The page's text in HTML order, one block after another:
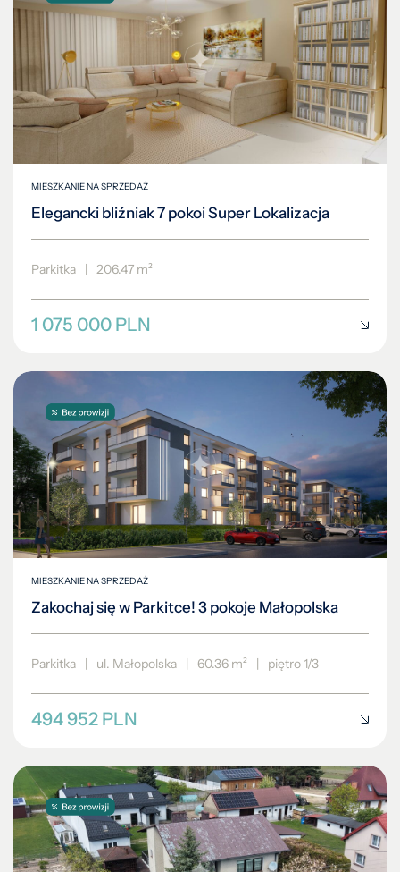
MIESZKANIE NA SPRZEDAŻ
Elegancki bliźniak 7 pokoi Super Lokalizacja
Parkitka 206.47 m²
1 075 000 PLN
MIESZKANIE NA SPRZEDAŻ
Zakochaj się w Parkitce! 3 pokoje Małopolska
Parkitka ul. Małopolska 60.36 m² piętro 1/3
494 952 PLN